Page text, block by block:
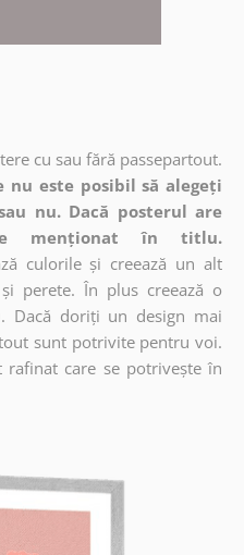
cu sau fără passepartout.
nu este posibil să alegeți
nu. Dacă posterul are
menționat în titlu.
culorile și creează un alt
perete. În plus creează o
Dacă doriți un design mai
sunt potrivite pentru voi.
rafinat care se potrivește în